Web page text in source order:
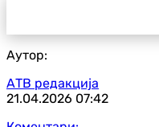
Аутор:
АТВ редакција
21.04.2026 07:42